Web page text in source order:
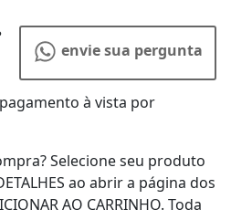
envie sua pergunta
à vista por
Selecione seu produto
ao abrir a página dos
AO CARRINHO. Toda